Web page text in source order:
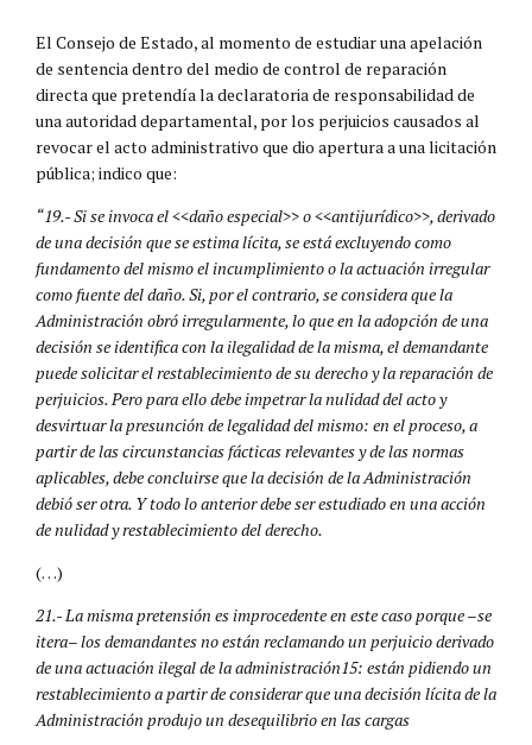
El Consejo de Estado, al momento de estudiar una apelación
de sentencia dentro del medio de control de reparación
directa que pretendía la declaratoria de responsabilidad de
una autoridad departamental, por los perjuicios causados al
revocar el acto administrativo que dio apertura a una licitación
pública; indico que:
“19.- Si se invoca el <<daño especial>> o <<antijurídico>>, derivado
de una decisión que se estima lícita, se está excluyendo como
fundamento del mismo el incumplimiento o la actuación irregular
como fuente del daño. Si, por el contrario, se considera que la
Administración obró irregularmente, lo que en la adopción de una
decisión se identifica con la ilegalidad de la misma, el demandante
puede solicitar el restablecimiento de su derecho y la reparación de
perjuicios. Pero para ello debe impetrar la nulidad del acto y
desvirtuar la presunción de legalidad del mismo: en el proceso, a
partir de las circunstancias fácticas relevantes y de las normas
aplicables, debe concluirse que la decisión de la Administración
debió ser otra. Y todo lo anterior debe ser estudiado en una acción
de nulidad y restablecimiento del derecho.
(…)
21.- La misma pretensión es improcedente en este caso porque –se
itera– los demandantes no están reclamando un perjuicio derivado
de una actuación ilegal de la administración15: están pidiendo un
restablecimiento a partir de considerar que una decisión lícita de la
Administración produjo un desequilibrio en las cargas